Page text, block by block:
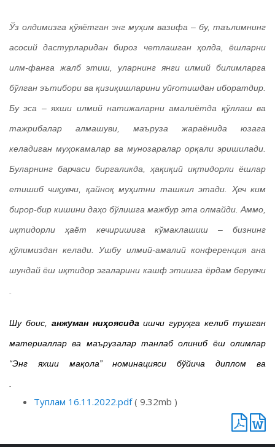
Ўз олдимизга қўяётган энг муҳим вазифа – бу, таълимнинг
асосий дастурларидан бироз четлашган ҳолда, ёшларни
илм-фанга жалб этиш, уларнинг янги илмий билимларга
бўлган эътибори ва қизиқишларини уйғотишдан иборатдир.
Бу эса – яхши илмий натижаларни амалиётда қўллаш ва
тажрибалар алмашуви, маъруза жараёнида юзага
келадиган муҳокамалар ва мунозаралар орқали эришилади.
Буларнинг барчаси биргаликда, ҳақиқий иқтидорли ёшлар
етишиб чиқувчи, қайноқ муҳитни ташкил этади. Ҳеч ким
бирор-бир кишини даҳо бўлишга мажбур эта олмайди. Аммо,
иқтидорли ҳаёт кечиришига кўмаклашиш – бизнинг
қўлимиздан келади. Ушбу илмий-амалий конференция ана
шундай ёш иқтидор эгаларини кашф этишга ёрдам берувчи
Шу боис, анжуман ниҳоясидаишчи гуруҳга келиб тушган
материаллар ва маърузалар танлаб олиниб ёш олимлар
“Энг яхши мақола” номинацияси бўйича диплом ва
Туплам 16.11.2022.pdf( 9.32mb )